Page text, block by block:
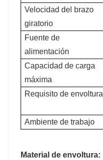
Velocidad del brazo
giratorio
Fuente de
alimentación
Capacidad de carga
máxima
Requisito de envoltura
Ambiente de trabajo
Material de envoltura: